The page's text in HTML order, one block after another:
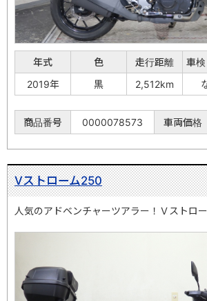
年式 色 走行距離 車
2019年
黒 2,512km
商品番号 0000078573 車両価格
Vストローム250
人気のアドベンチャーツアラー！Ｖストロ